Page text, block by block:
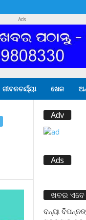
Ads
ଜୀବନଚର୍ଯ୍ୟା ଖେଳ
Adv
Ads
ଖବର ଏବେ
ବନ୍ୟା